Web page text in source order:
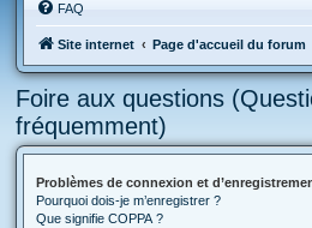
FAQ
Site internet Page d'accueil du forum
Foire aux questions
fréquemment)
Problèmes de connexion et
Pourquoi dois-je m’enregistrer ?
Que signifie COPPA ?